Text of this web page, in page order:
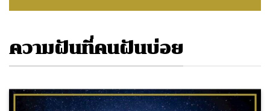
ความฝันที่คนฝันบ่อย